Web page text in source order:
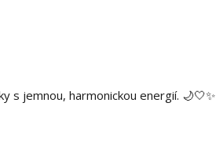
s jemnou, harmonickou energií. 🌙🤍✨